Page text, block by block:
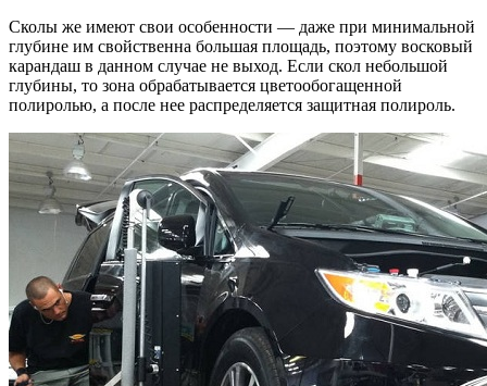
Сколы же имеют свои особенности — даже при минимальной
глубине им свойственна большая площадь, поэтому восковый
карандаш в данном случае не выход. Если скол небольшой
глубины, то зона обрабатывается цветообогащенной
полиролью, а после нее распределяется защитная полироль.